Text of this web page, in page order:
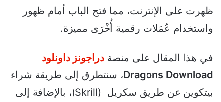
ظهرت على الإنترنت، مما فتح الباب أمام ظهور
واستخدام عُمَلات رقمية أُخْرَى مميزة.
في هذا المقال على منصة دراجونز داونلود
Dragons Download، سنتطرق إلى طريقة شراء
بيتكوين عن طريق سكريل (Skrill)، بالإضافة إلى